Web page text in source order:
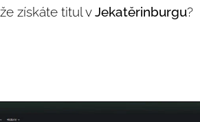
získáte titul vJekatěrinburgu?